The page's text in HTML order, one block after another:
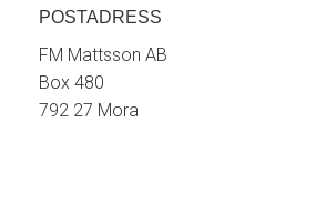
POSTADRESS
FM Mattsson AB
Box 480
792 27 Mora